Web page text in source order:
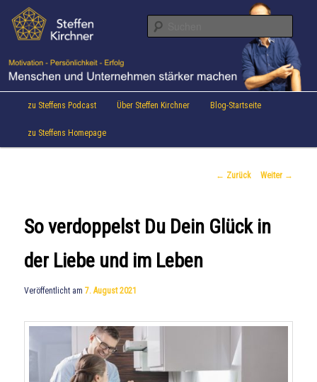
Inhalt
wechseln
Steffen Kirchner Blog
Aktuelles von Speaker & Motivationstrainer Steffen Kirchner
Hauptmenü
zu Steffens Podcast Über Steffen Kirchner Blog-Startseite
zu Steffens Homepage
Beitrags-
← Zurück Weiter →
So verdoppelst Du Dein Glück in
der Liebe und im Leben
Veröffentlicht am7. August 2021